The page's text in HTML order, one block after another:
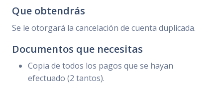
Que obtendrás
Se le otorgará la cancelación de cuenta duplicada.
Documentos que necesitas
Copia de todos los pagos que se hayan
efectuado (2 tantos).